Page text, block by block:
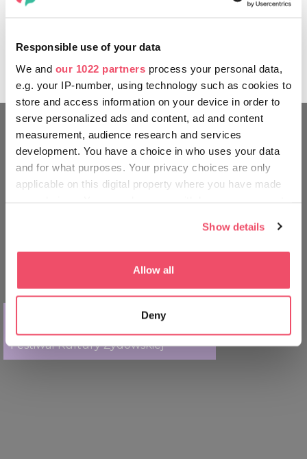
Responsible use of your data
We and our 1022 partners process your personal data,
e.g. your IP-number, using technology such as cookies to
store and access information on your device in order to
serve personalized ads and content, ad and content
measurement, audience research and services
development. You have a choice in who uses your data
and for what purposes. Your privacy choices are only
applicable on this digital property where you have made
If you allow, we would also like to:
which can be accurate to within several meters
Identify your device by actively scanning it for
specific characteristics (fingerprinting)
Find out more about how your personal data is processed
Show details
Allow all
Deny
Udostępnij ten artykuł:
PODRÓŻUJ TAK JAK WĘGRZY
Sztuka pod każdym względem
Festiwal Kultury Żydowskiej